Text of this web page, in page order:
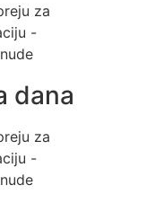
dana